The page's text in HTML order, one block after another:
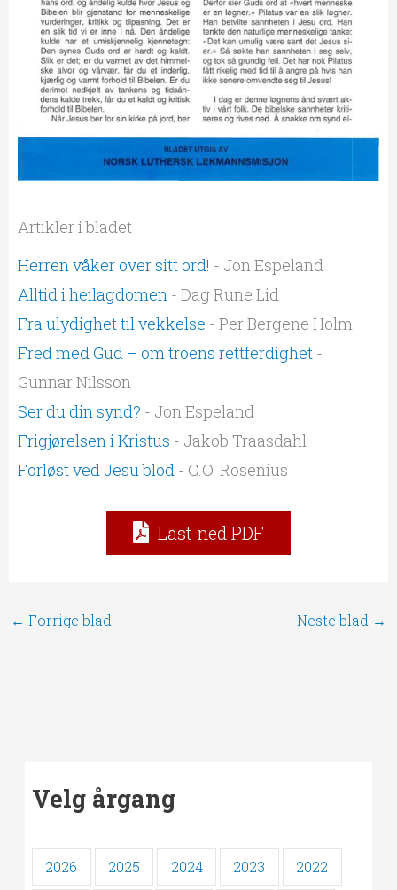
Artikler i bladet
Herren våker over sitt ord! - Jon Espeland
Alltid i heilagdomen - Dag Rune Lid
Fra ulydighet til vekkelse - Per Bergene Holm
Fred med Gud – om troens rettferdighet -
Gunnar Nilsson
Ser du din synd? - Jon Espeland
Frigjørelsen i Kristus - Jakob Traasdahl
Forløst ved Jesu blod - C.O. Rosenius
Last ned PDF
← Forrige blad Neste blad →
Velg årgang
2026 2025 2024 2023 2022